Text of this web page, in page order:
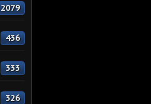
2079
436
333
326